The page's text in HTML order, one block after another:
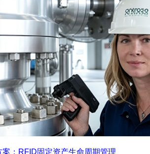
案：RFID固定资产生命周期管理